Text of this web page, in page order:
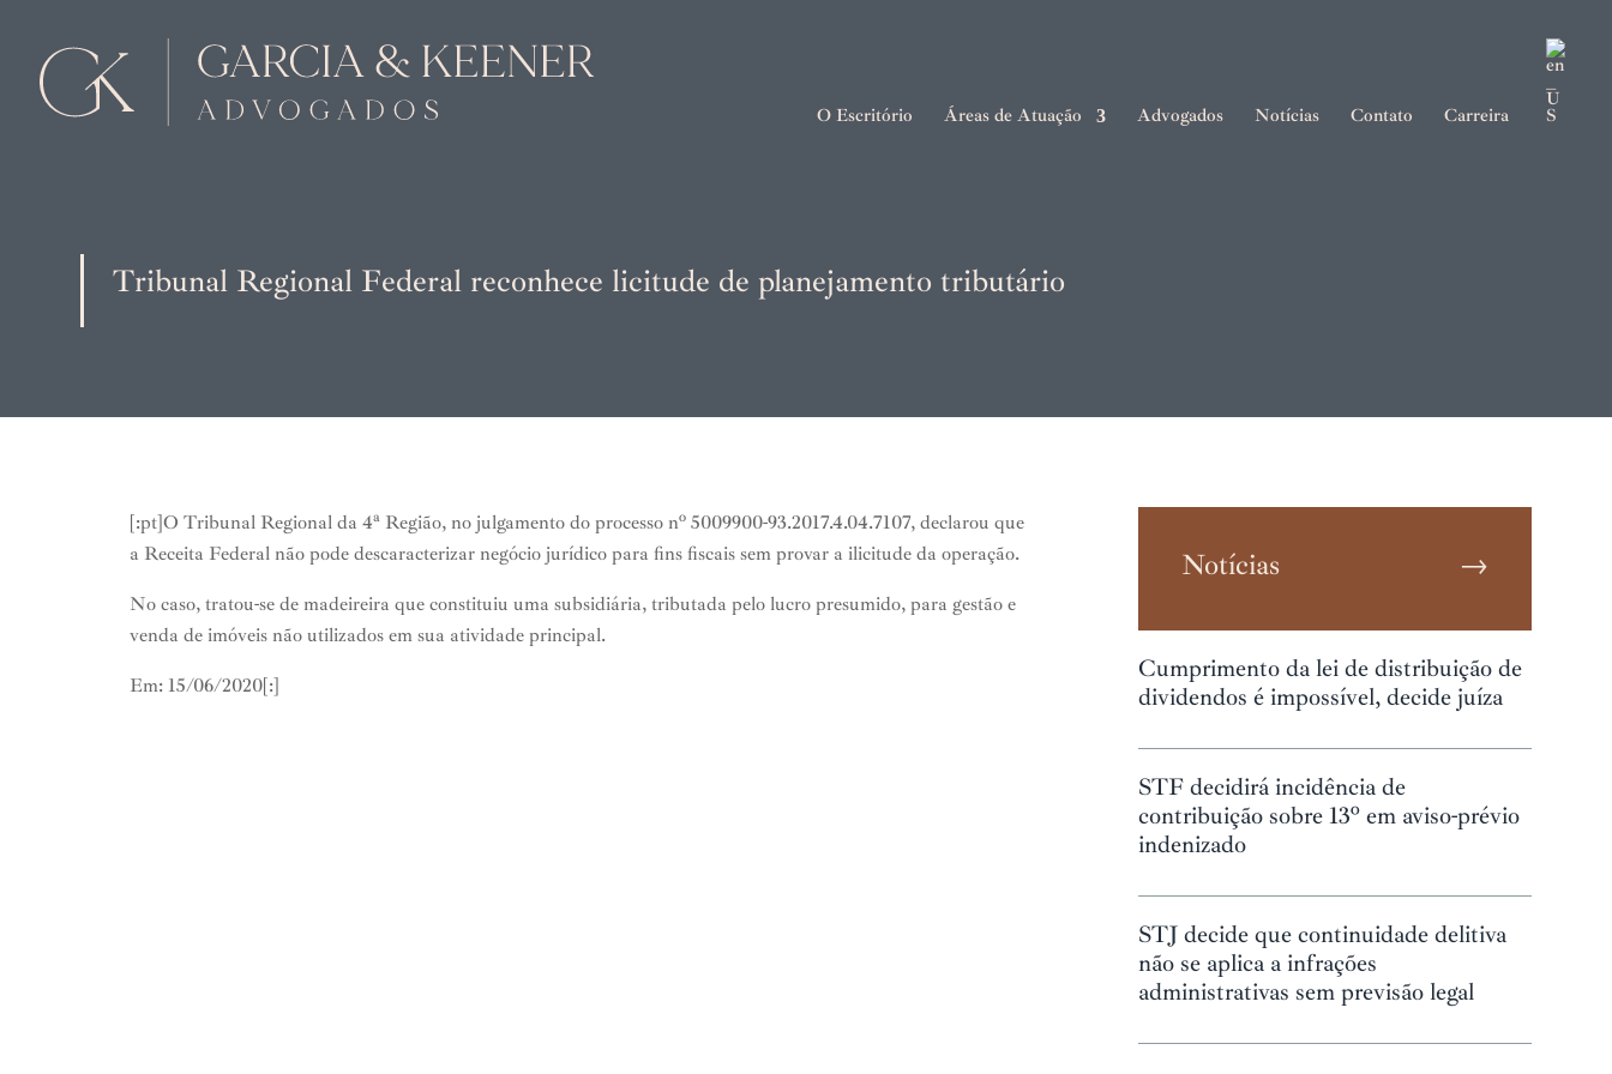
O Escritório Áreas de Atuação Advogados Notícias Contato Carreira
Tribunal Regional Federal reconhece licitude de planejamento tributário
[:pt]O Tribunal Regional da 4ª Região, no julgamento do processo nº 5009900-93.2017.4.04.7107, declarou que
a Receita Federal não pode descaracterizar negócio jurídico para fins fiscais sem provar a ilicitude da operação.
No caso, tratou-se de madeireira que constituiu uma subsidiária, tributada pelo lucro presumido, para gestão e
venda de imóveis não utilizados em sua atividade principal.
Em: 15/06/2020[:]
Notícias →
Cumprimento da lei de distribuição de
dividendos é impossível, decide juíza
STF decidirá incidência de
contribuição sobre 13º em aviso-prévio
indenizado
STJ decide que continuidade delitiva
não se aplica a infrações
administrativas sem previsão legal